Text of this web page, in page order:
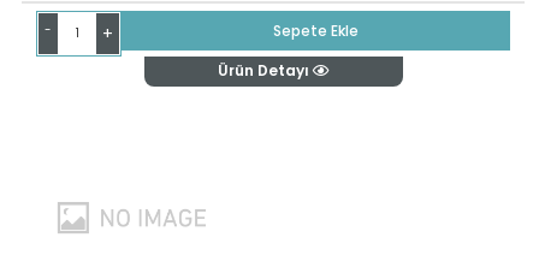
- +
Sepete Ekle
Ürün Detayı